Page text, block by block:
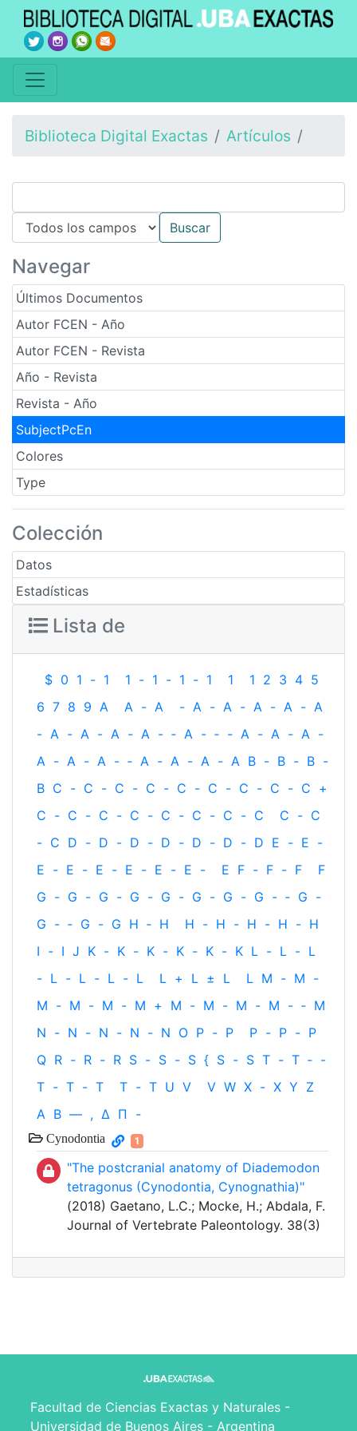
Biblioteca Digital Exactas Artículos
Navegar
Últimos Documentos
Autor FCEN - Año
Autor FCEN - Revista
Año - Revista
Revista - Año
SubjectPcEn
Colores
Type
Colección
Datos
Estadísticas
Lista de
$ 0 1 - 1 1 - 1 - 1 - 1 1 1 2 3 4 5
6 7 8 9 A A - A - A - A - A - A - A
- A - A - A - A - ‐ A - ‐ - A - A - A -
A - A - A - ‐ A - A - A - A B - B - B -
B C - C - C - C - C - C - C - C - C +
C - C - C - C - C - C - C - C C - C
- C D - D - D - D - D - D - D E - E -
E - E - E - E - E - E - E F - F - F
F
G - G - G - G - G - G - G - G - ‐ G -
G - ‐ G - G H ‐ H H - H - H - H - H
I - I J K - K - K - K - K - K L - L - L
- L - L - L - L L + L ± L L M - M -
M - M - M - M + M - M - M - M - ‐ M
N - N - N - N - N O P - P P - P - P
Q R - R - R S - S - S { S - S T - T ‐ -
T - T - T T - T U V V W X - X Y Z
Α Β — , Δ Π -
Cynodontia 1
"The postcranial anatomy of Diademodon
tetragonus (Cynodontia, Cynognathia)"
(2018) Gaetano, L.C.; Mocke, H.; Abdala, F.
Journal of Vertebrate Paleontology. 38(3)
Facultad de Ciencias Exactas y Naturales -
Universidad de Buenos Aires - Argentina